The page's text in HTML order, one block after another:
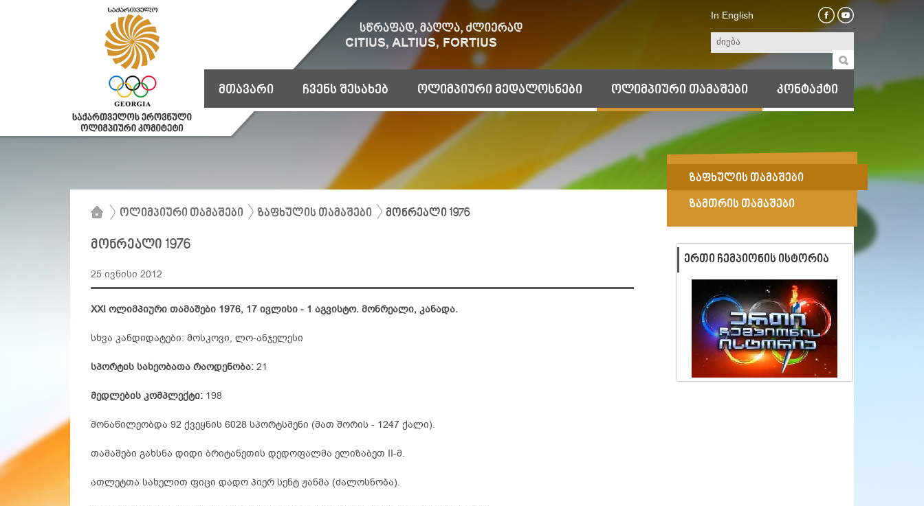
In English
მთავარი ჩვენს შესახებ ოლიმპიური მედალოსნები ოლიმპიური თამაშები კონტაქტი
ოლიმპიური თამაშები ზაფხულის თამაშები მონრეალი 1976
ზაფხულის თამაშები
ზამთრის თამაშები
ᲔᲠᲗᲘ ᲩᲔᲛᲞᲘᲝᲜᲘᲡ ᲘᲡᲢᲝᲠᲘᲐ
მონრეალი 1976
25 ივნისი 2012
XXI ოლიმპიური თამაშები 1976, 17 ივლისი - 1 აგვისტო. მონრეალი, კანადა.
სხვა კანდიდატები: მოსკოვი, ლო-ანჯელესი
სპორტის სახეობათა რაოდენობა: 21
მედლების კომპლექტი: 198
მონაწილეობდა 92 ქვეყნის 6028 სპორტსმენი (მათ შორის - 1247 ქალი).
თამაშები გახსნა დიდი ბრიტანეთის დედოფალმა ელიზაბეთ II-მ.
ათლეტთა სახელით ფიცი დადო პიერ სენტ ჟანმა (ძალოსნობა).